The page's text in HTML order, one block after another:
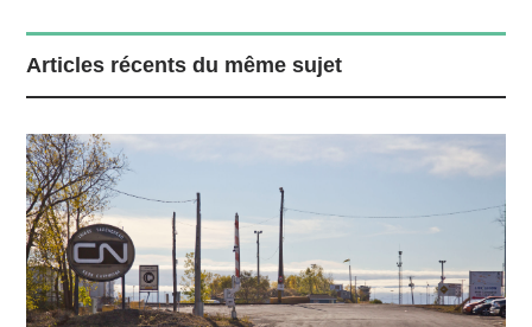
Articles récents du même sujet